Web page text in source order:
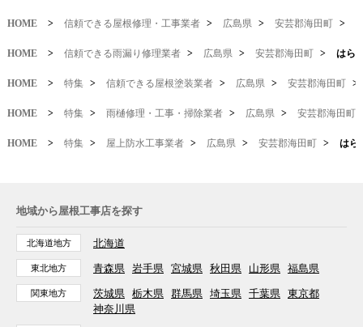
HOME > 信頼できる屋根修理・工事業者 > 広島県 > 安芸郡海田町 >
HOME > 信頼できる雨漏り修理業者 > 広島県 > 安芸郡海田町 > はら
HOME > 特集 > 信頼できる屋根塗装業者 > 広島県 > 安芸郡海田町 >
HOME > 特集 > 雨樋修理・工事・掃除業者 > 広島県 > 安芸郡海田町
HOME > 特集 > 屋上防水工事業者 > 広島県 > 安芸郡海田町 > はら
地域から屋根工事店を探す
北海道地方 北海道
東北地方 青森県 岩手県 宮城県 秋田県 山形県 福島県
関東地方 茨城県 栃木県 群馬県 埼玉県 千葉県 東京都
神奈川県